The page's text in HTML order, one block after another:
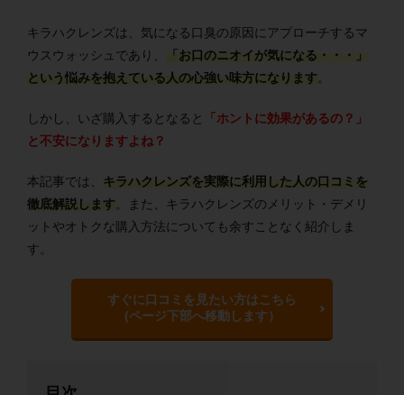
キラハクレンズは、気になる口臭の原因にアプローチするマ
ウスウォッシュであり、
「お口のニオイが気になる・・・」
という悩みを抱えている人の心強い味方になります
しかし、いざ購入するとなると
「ホントに効果があるの？」
と不安になりますよね？
本記事では、 キラハクレンズを実際に利用した人の口コミを
徹底解説します 。また、キラハクレンズのメリット・デメリ
ットやオトクな購入方法についても余すことなく紹介しま
す。
すぐに口コミを見たい方はこちら
(ページ下部へ移動します）